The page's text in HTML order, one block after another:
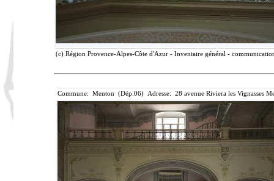
(c) Région Provence-Alpes-Côte d'Azur - Inventaire général -
Commune: Menton (Dép.06) Adresse: 28 avenue Riviera les Vignasses